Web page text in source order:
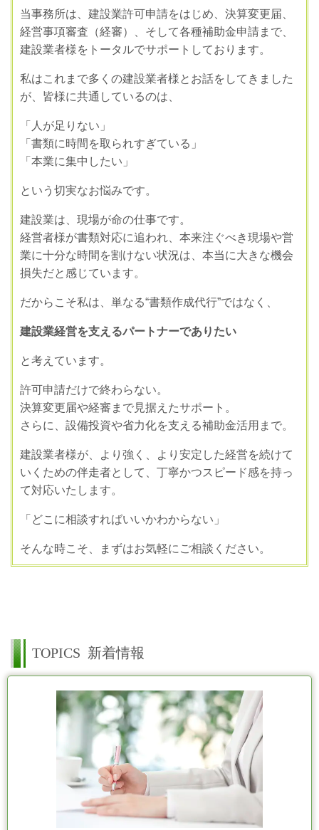
当事務所は、建設業許可申請をはじめ、決算変更届、
経営事項審査（経審）、そして各種補助金申請まで、
建設業者様をトータルでサポートしております。
私はこれまで多くの建設業者様とお話をしてきました
が、皆様に共通しているのは、
「人が足りない」
「書類に時間を取られすぎている」
「本業に集中したい」
という切実なお悩みです。
建設業は、現場が命の仕事です。
経営者様が書類対応に追われ、本来注ぐべき現場や営
業に十分な時間を割けない状況は、本当に大きな機会
損失だと感じています。
だからこそ私は、単なる“書類作成代行”ではなく、
建設業経営を支えるパートナーでありたい
と考えています。
許可申請だけで終わらない。
決算変更届や経審まで見据えたサポート。
さらに、設備投資や省力化を支える補助金活用まで。
建設業者様が、より強く、より安定した経営を続けて
いくための伴走者として、丁寧かつスピード感を持っ
て対応いたします。
「どこに相談すればいいかわからない」
そんな時こそ、まずはお気軽にご相談ください。
TOPICS 新着情報